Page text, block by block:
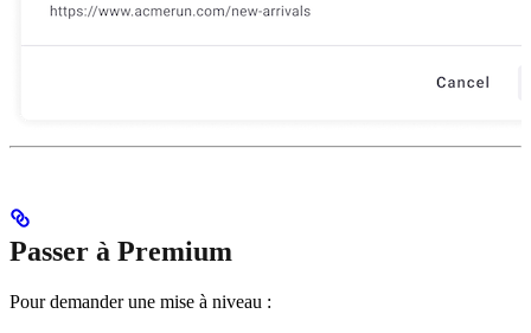
Passer à Premium
Pour demander une mise à niveau :